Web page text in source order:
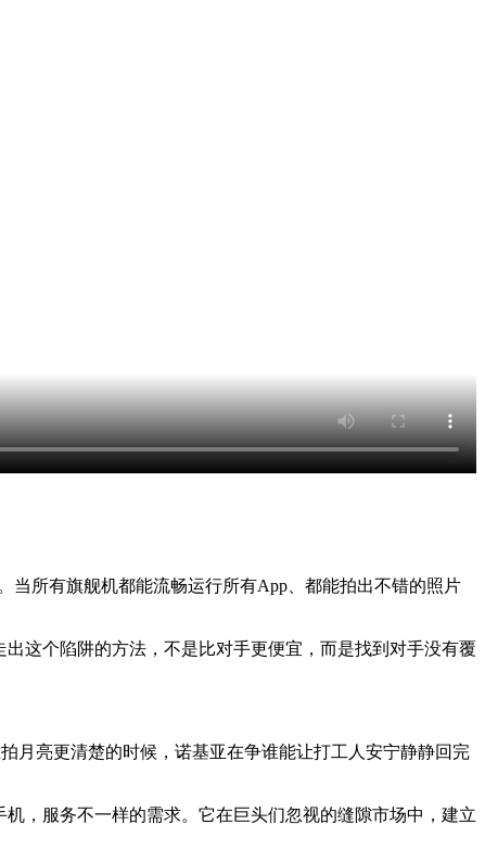
当所有旗舰机都能流畅运行所有App、都能拍出不错的照片
这个陷阱的方法，不是比对手更便宜，而是找到对手没有覆
月亮更清楚的时候，诺基亚在争谁能让打工人安宁静静回完
，服务不一样的需求。它在巨头们忽视的缝隙市场中，建立